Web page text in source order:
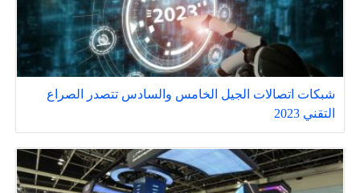
شبكات اتصالات الجيل الخامس والسادس تتصدر الصراع
التقني 2023